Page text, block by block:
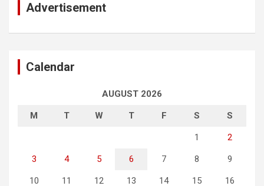
Advertisement
Calendar
AUGUST 2026
M T W T F S S
1 2
3 4 5 6 7 8 9
10 11 12 13 14 15 16